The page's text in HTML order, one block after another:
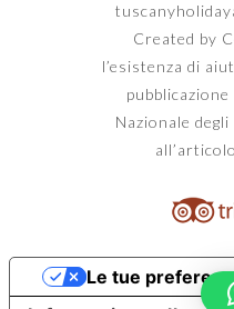
Created by
l’esistenza di
Nazionale
Le tue